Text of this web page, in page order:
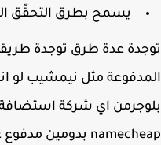
يسمح بطرق التحقّق
عدة طرق توجدة طريقة
مثل نيمشيب لو انت
اي شركة استضافة